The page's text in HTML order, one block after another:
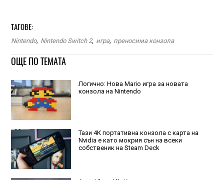
ТАГОВЕ:
Nintendo, Nintendo Switch 2, игра, преносима конзола
ОЩЕ ПО ТЕМАТА
Логично: Нова Mario игра за новата
конзола на Nintendo
Тази 4К портативна конзола с карта на
Nvidia е като мокрия сън на всеки
собственик на Steam Deck